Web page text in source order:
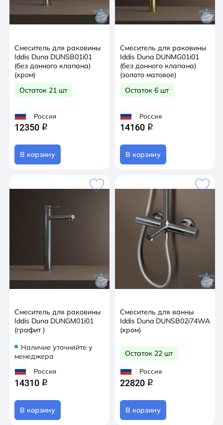
Смеситель для раковины
Iddis Duna DUNSB01i01
(без донного клапана)
(хром)
Остаток 21 шт
Россия
12350 q
В корзину
Смеситель для раковины
Iddis Duna DUNMG01i01
(без донного клапана)
(золото матовое)
Остаток 6 шт
Россия
14160 q
В корзину
Смеситель для раковины
Iddis Duna DUNGM01i01
(графит )
Наличие уточняйте у
менеджера
Россия
14310 q
В корзину
Смеситель для ванны
Iddis Duna DUNSB02i74WA
(хром)
Остаток 22 шт
Россия
22820 q
В корзину